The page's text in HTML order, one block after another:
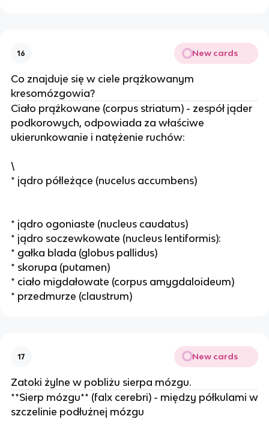
16 New cards
Co znajduje się w ciele prążkowanym
kresomózgowia?
Ciało prążkowane (corpus striatum) - zespół jąder
podkorowych, odpowiada za właściwe
ukierunkowanie i natężenie ruchów:
\
* jądro półleżące (nucelus accumbens)
* jądro ogoniaste (nucleus caudatus)
* jądro soczewkowate (nucleus lentiformis):
* gałka blada (globus pallidus)
* skorupa (putamen)
* ciało migdałowate (corpus amygdaloideum)
* przedmurze (claustrum)
17 New cards
Zatoki żylne w pobliżu sierpa mózgu.
**Sierp mózgu** (falx cerebri) - między półkulami w
szczelinie podłużnej mózgu